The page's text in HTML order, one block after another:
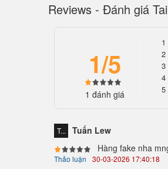
Nâng tầm chất âm cùng
động dựa trên sự kết hợp
trung thực hơn. Những nốt
AirPods Pro 2.
Reviews - Đánh giá
1/5
1 đánh giá
1
2
3
4
5
T...
Tuấn Lew
Hàng fake nha
Thảo luận 30-03-2026 17:40:18